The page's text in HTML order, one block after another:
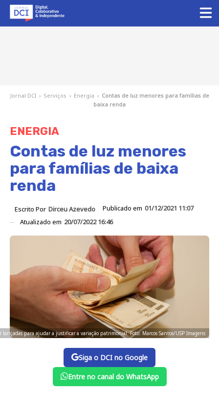
Jornal DCI › Serviços › Energia › Contas de luz menores para famílias de
baixa renda
ENERGIA
Contas de luz menores
para famílias de baixa
renda
Escrito Por Dirceu Azevedo Publicado em 01/12/2021 11:07
Atualizado em 20/07/2022 16:46
para ajudar a justificar a variação patrimonial. Foto: Marcos Santos/USP Imagens
Siga o DCI no Google
Entre no canal do WhatsApp